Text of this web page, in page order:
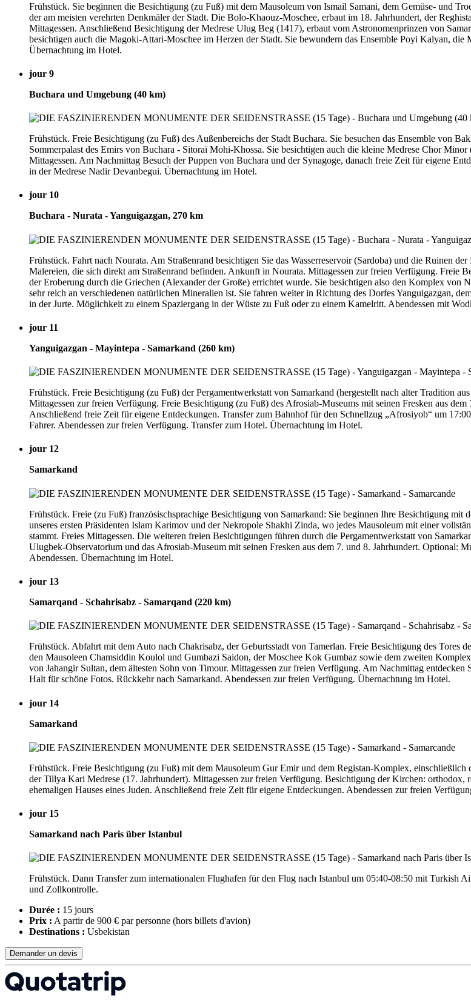
Frühstück. Sie beginnen die Besichtigung (zu Fuß) mit dem Mausoleum von Ismail Samani, dem Gemüse- und
der am meisten verehrten Denkmäler der Stadt. Die Bolo-Khaouz-Moschee, erbaut im 18. Jahrhundert, der
Mittagessen. Anschließend Besichtigung der Medrese Ulug Beg (1417), erbaut vom Astronomenprinzen von
besichtigen auch die Magoki-Attari-Moschee im Herzen der Stadt. Sie bewundern das Ensemble Poyi Kalyan,
Übernachtung im Hotel.
jour 9
Buchara und Umgebung (40 km)
Frühstück. Freie Besichtigung (zu Fuß) des Außenbereichs der Stadt Buchara. Sie besuchen das Ensemble von
Sommerpalast des Emirs von Buchara - Sitoraï Mohi-Khossa. Sie besichtigen auch die kleine Medrese Chor
Mittagessen. Am Nachmittag Besuch der Puppen von Buchara und der Synagoge, danach freie Zeit für eigene
in der Medrese Nadir Devanbegui. Übernachtung im Hotel.
jour 10
Buchara - Nurata - Yanguigazgan, 270 km
Frühstück. Fahrt nach Nourata. Am Straßenrand besichtigen Sie das Wasserreservoir (Sardoba) und die Ruinen
Malereien, die sich direkt am Straßenrand befinden. Ankunft in Nourata. Mittagessen zur freien Verfügung. Freie
der Eroberung durch die Griechen (Alexander der Große) errichtet wurde. Sie besichtigen also den Komplex von
sehr reich an verschiedenen natürlichen Mineralien ist. Sie fahren weiter in Richtung des Dorfes Yanguigazgan,
in der Jurte. Möglichkeit zu einem Spaziergang in der Wüste zu Fuß oder zu einem Kamelritt. Abendessen mit
jour 11
Yanguigazgan - Mayintepa - Samarkand (260 km)
Frühstück. Freie Besichtigung (zu Fuß) der Pergamentwerkstatt von Samarkand (hergestellt nach alter Tradition
Mittagessen zur freien Verfügung. Freie Besichtigung (zu Fuß) des Afrosiab-Museums mit seinen Fresken aus
Anschließend freie Zeit für eigene Entdeckungen. Transfer zum Bahnhof für den Schnellzug „Afrosiyob“ um
Fahrer. Abendessen zur freien Verfügung. Transfer zum Hotel. Übernachtung im Hotel.
jour 12
Samarkand
Frühstück. Freie (zu Fuß) französischsprachige Besichtigung von Samarkand: Sie beginnen Ihre Besichtigung
unseres ersten Präsidenten Islam Karimov und der Nekropole Shakhi Zinda, wo jedes Mausoleum mit einer
stammt. Freies Mittagessen. Die weiteren freien Besichtigungen führen durch die Pergamentwerkstatt von
Ulugbek-Observatorium und das Afrosiab-Museum mit seinen Fresken aus dem 7. und 8. Jahrhundert. Optional:
Abendessen. Übernachtung im Hotel.
jour 13
Samarqand - Schahrisabz - Samarqand (220 km)
Frühstück. Abfahrt mit dem Auto nach Chakrisabz, der Geburtsstadt von Tamerlan. Freie Besichtigung des Tores
den Mausoleen Chamsiddin Koulol und Gumbazi Saidon, der Moschee Kok Gumbaz sowie dem zweiten
von Jahangir Sultan, dem ältesten Sohn von Timour. Mittagessen zur freien Verfügung. Am Nachmittag
Halt für schöne Fotos. Rückkehr nach Samarkand. Abendessen zur freien Verfügung. Übernachtung im Hotel.
jour 14
Samarkand
Frühstück. Freie Besichtigung (zu Fuß) mit dem Mausoleum Gur Emir und dem Registan-Komplex,
der Tillya Kari Medrese (17. Jahrhundert). Mittagessen zur freien Verfügung. Besichtigung der Kirchen: orthodox,
ehemaligen Hauses eines Juden. Anschließend freie Zeit für eigene Entdeckungen. Abendessen zur freien
jour 15
Samarkand nach Paris über Istanbul
Frühstück. Dann Transfer zum internationalen Flughafen für den Flug nach Istanbul um 05:40-08:50 mit Turkish
und Zollkontrolle.
Durée : 15 jours
Prix : A partir de 900 € par personne (hors billets d'avion)
Destinations : Usbekistan
Demander un devis